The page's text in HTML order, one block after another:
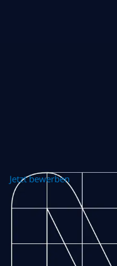
Jetzt bewerben